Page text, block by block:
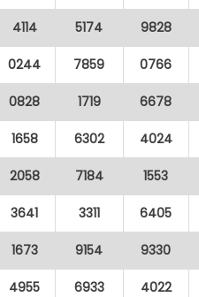
4114 5174 9828
0244 7859 0766
0828 1719 6678
1658 6302 4024
2058 7184 1553
3641 3311 6405
1673 9154 9330
4955 6933 4022